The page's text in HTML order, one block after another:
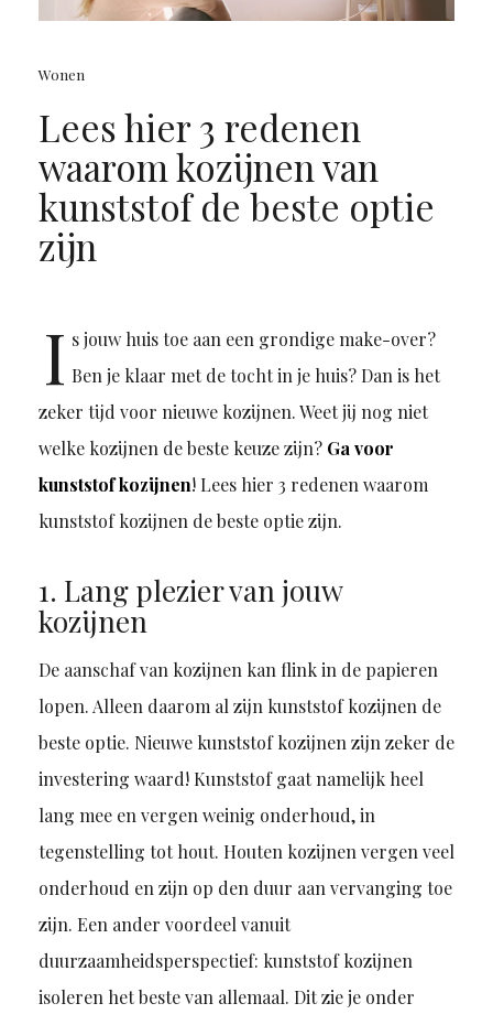
Wonen
Lees hier 3 redenen
waarom kozijnen van
kunststof de beste optie
zijn
I s jouw huis toe aan een grondige make-over?
Ben je klaar met de tocht in je huis? Dan is het
zeker tijd voor nieuwe kozijnen. Weet jij nog niet
welke kozijnen de beste keuze zijn? Ga voor
kunststof kozijnen! Lees hier 3 redenen waarom
kunststof kozijnen de beste optie zijn.
1. Lang plezier van jouw
kozijnen
De aanschaf van kozijnen kan flink in de papieren
lopen. Alleen daarom al zijn kunststof kozijnen de
beste optie. Nieuwe kunststof kozijnen zijn zeker de
investering waard! Kunststof gaat namelijk heel
lang mee en vergen weinig onderhoud, in
tegenstelling tot hout. Houten kozijnen vergen veel
onderhoud en zijn op den duur aan vervanging toe
zijn. Een ander voordeel vanuit
duurzaamheidsperspectief: kunststof kozijnen
isoleren het beste van allemaal. Dit zie je onder